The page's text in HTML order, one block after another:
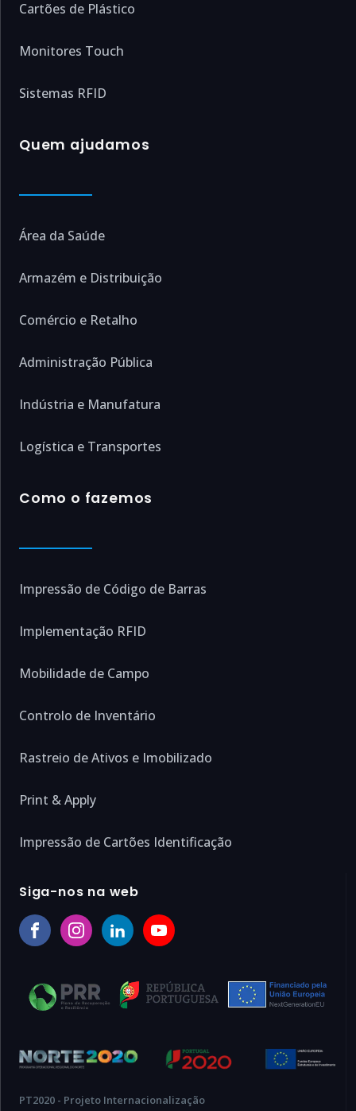
Cartões de Plástico
Monitores Touch
Sistemas RFID
Quem ajudamos
Área da Saúde
Armazém e Distribuição
Comércio e Retalho
Administração Pública
Indústria e Manufatura
Logística e Transportes
Como o fazemos
Impressão de Código de Barras
Implementação RFID
Mobilidade de Campo
Controlo de Inventário
Rastreio de Ativos e Imobilizado
Print & Apply
Impressão de Cartões Identificação
Siga-nos na web
PT2020 - Projeto Internacionalização